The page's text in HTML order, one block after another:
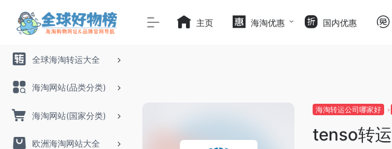
全球海淘转运大全
海淘网站(品类分类)
海淘网站(国家分类)
欧洲海淘网站大全
主页 海淘优惠 国内优惠
海淘转运公司哪家好
tenso转运